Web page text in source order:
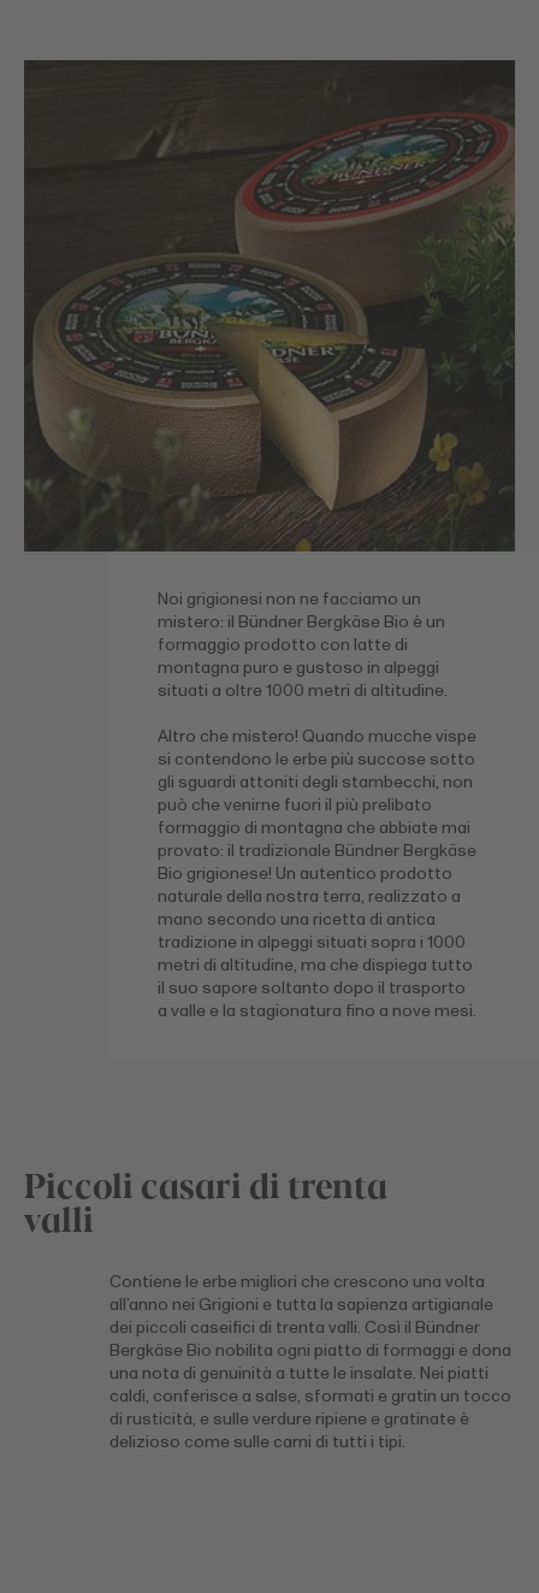
Noi grigionesi non ne facciamo un
mistero: il Bündner Bergkäse Bio è un
formaggio prodotto con latte di
montagna puro e gustoso in alpeggi
situati a oltre 1000 metri di altitudine.
Altro che mistero! Quando mucche vispe
si contendono le erbe più succose sotto
gli sguardi attoniti degli stambecchi, non
può che venirne fuori il più prelibato
formaggio di montagna che abbiate mai
provato: il tradizionale Bündner Bergkäse
Bio grigionese! Un autentico prodotto
naturale della nostra terra, realizzato a
mano secondo una ricetta di antica
tradizione in alpeggi situati sopra i 1000
metri di altitudine, ma che dispiega tutto
il suo sapore soltanto dopo il trasporto
a valle e la stagionatura fino a nove mesi.
Piccoli casari di trenta
valli
Contiene le erbe migliori che crescono una volta
all’anno nei Grigioni e tutta la sapienza artigianale
dei piccoli caseifici di trenta valli. Così il Bündner
Bergkäse Bio nobilita ogni piatto di formaggi e dona
una nota di genuinità a tutte le insalate. Nei piatti
caldi, conferisce a salse, sformati e gratin un tocco
di rusticità, e sulle verdure ripiene e gratinate è
delizioso come sulle carni di tutti i tipi.